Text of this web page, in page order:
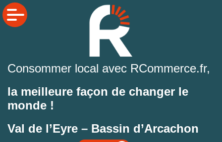
Consommer local avec RCommerce.fr,
la meilleure façon de changer le
monde !
Val de l’Eyre – Bassin d’Arcachon